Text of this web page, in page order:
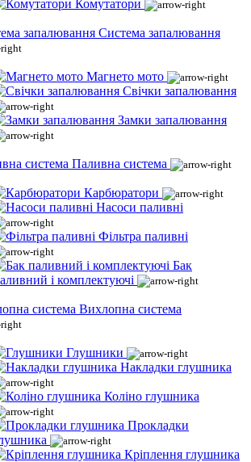
Комутатори
Система запалювання
Магнето мото
Свічки запалювання
Замки запалювання
Паливна система
Карбюратори
Насоси паливні
Фільтра паливні
Бак
і комплектуючі
Вихлопна система
Глушники
Накладки глушника
Коліно глушника
Прокладки
Кріплення глушника